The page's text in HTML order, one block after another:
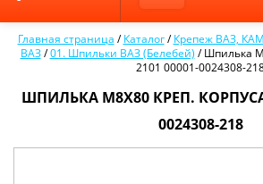
Главная страница /Каталог /Крепеж ВАЗ,
ВАЗ /01. Шпильки ВАЗ (Белебей) /Шпилька
2101 00001-0024308-
ШПИЛЬКА М8Х80 КРЕП. КОРПУСА
0024308-218